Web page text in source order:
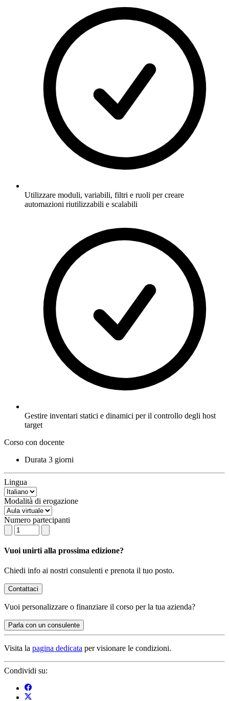
Utilizzare moduli, variabili, filtri e ruoli per creare
automazioni riutilizzabili e scalabili
Gestire inventari statici e dinamici per il controllo degli host
target
Corso con docente
Durata 3 giorni
Lingua
Modalità di erogazione
Numero partecipanti
Vuoi unirti alla prossima edizione?
Chiedi info ai nostri consulenti e prenota il tuo posto.
Contattaci
Vuoi personalizzare o finanziare il corso per la tua azienda?
Parla con un consulente
Visita la pagina dedicata per visionare le condizioni.
Condividi su: